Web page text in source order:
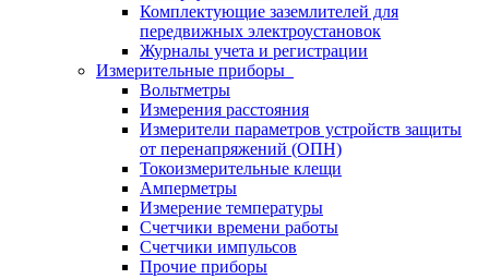
Комплектующие заземлителей для
передвижных электроустановок
Журналы учета и регистрации
Измерительные приборы
Вольтметры
Измерения расстояния
Измерители параметров устройств защиты
от перенапряжений (ОПН)
Токоизмерительные клещи
Амперметры
Измерение температуры
Счетчики времени работы
Счетчики импульсов
Прочие приборы